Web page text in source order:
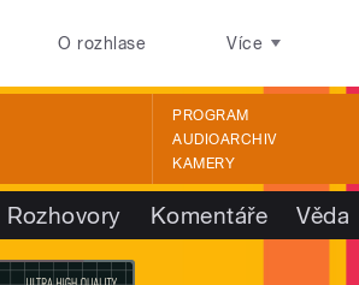
O rozhlase Více
PROGRAM
AUDIOARCHIV
KAMERY
Rozhovory Komentáře Věda